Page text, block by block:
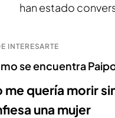
han estado
INTERESARTE
se encuentra
me quería morir
una mujer